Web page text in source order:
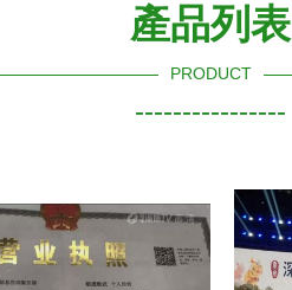
產品列表
PRODUCT
----------------